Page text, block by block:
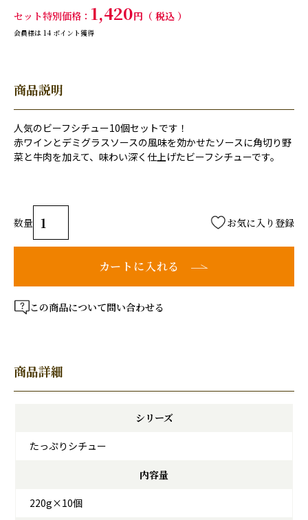
セット特別価格
1,420 税込
会員様は 14 ポイント獲得
商品説明
人気のビーフシチュー10個セットです！
赤ワインとデミグラスソースの風味を効かせたソースに角切り野
菜と牛肉を加えて、味わい深く仕上げたビーフシチューです。
お気に入り登録
カートに入れる
この商品について問い合わせる
商品詳細
シリーズ
たっぷりシチュー
内容量
220g×10個